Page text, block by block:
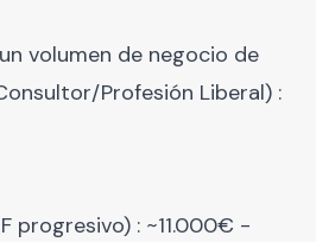
volumen de negocio de
Profesión Liberal) :
progresivo) : ~11.000€ -